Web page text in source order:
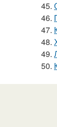
45.
46.
47.
48.
49.
50.